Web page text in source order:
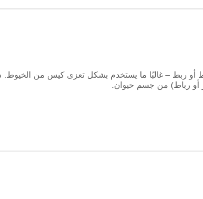
أو ربط – غالبًا ما يستخدم بشكل تعزى كيس من
رباط) من جسم حيوان.